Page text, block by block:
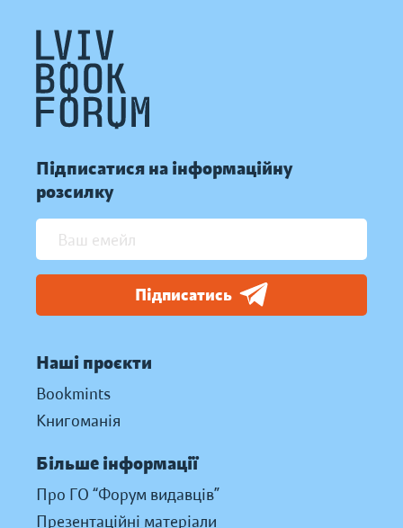
Підписатися на інформаційну
розсилку
Підписатись
Наші проєкти
Bookmints
Книгоманія
Більше інформації
Про ГО “Форум видавців”
Презентаційні матеріали